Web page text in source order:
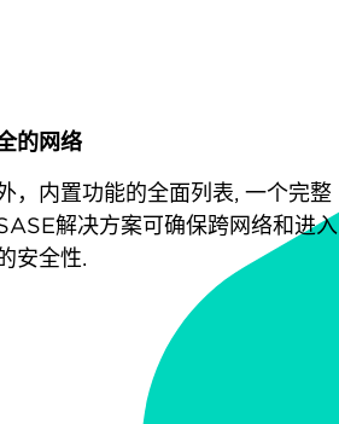
的网络
，内置功能的全面列表, 一个完整
解决方案可确保跨网络和进入
安全性.